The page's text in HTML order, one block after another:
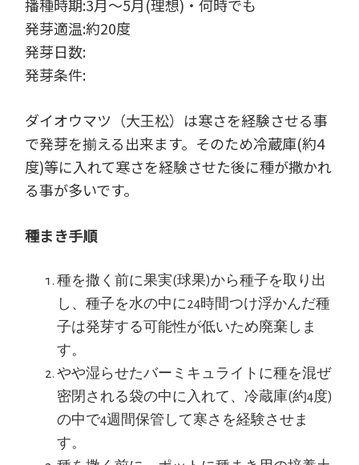
播種時期:3月～5月(理想)・何時でも
発芽適温:約20度
発芽日数:
発芽条件:
ダイオウマツ（大王松）は寒さを経験させる事
で発芽を揃える出来ます。そのため冷蔵庫(約4
度)等に入れて寒さを経験させた後に種が撒かれ
る事が多いです。
種まき手順
種を撒く前に果実(球果)から種子を取り出
し、種子を水の中に24時間つけ浮かんだ種
子は発芽する可能性が低いため廃棄しま
す。
やや湿らせたバーミキュライトに種を混ぜ
密閉される袋の中に入れて、冷蔵庫(約4度)
の中で4週間保管して寒さを経験させま
す。